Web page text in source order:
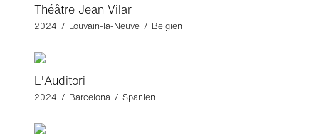
Théâtre Jean Vilar
2024 / Louvain-la-Neuve / Belgien
L'Auditori
2024 / Barcelona / Spanien